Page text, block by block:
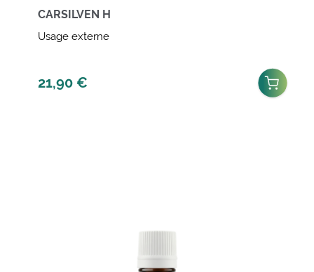
CARSILVEN H
Usage externe
21,90 €